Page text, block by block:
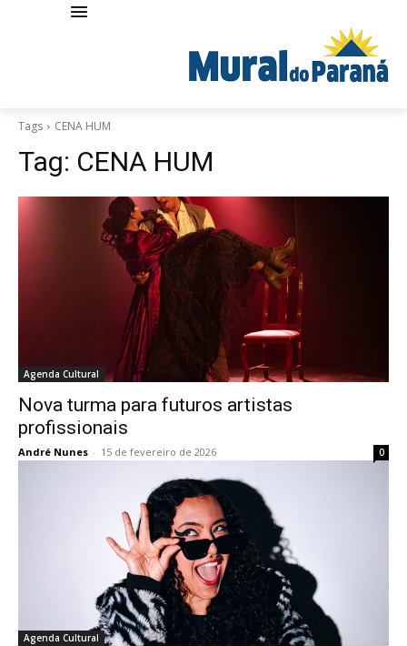
Tags CENA HUM
Tag: CENA HUM
Agenda Cultural
Nova turma para futuros artistas
profissionais
André Nunes - 15 de fevereiro de 2026 0
Agenda Cultural